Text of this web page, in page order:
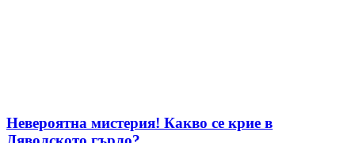
Невероятна мистерия! Какво се крие в